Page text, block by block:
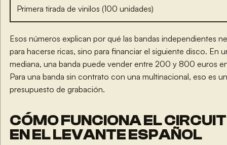
Primera tirada de vinilos (100 unidades)
Esos números explican por qué las bandas independientes
para hacerse ricas, sino para financiar el siguiente disco. En
mediana, una banda puede vender entre 200 y 800 euros
Para una banda sin contrato con una multinacional, eso es
presupuesto de grabación.
CÓMO FUNCIONA EL
EN EL LEVANTE ESPAÑOL